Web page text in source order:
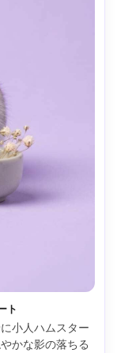
ト
小人ハムスター
かな影の落ちる